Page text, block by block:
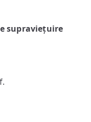
supraviețuire